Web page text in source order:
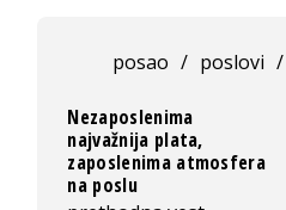
posao / poslovi /
Nezaposlenima
najvažnija plata,
zaposlenima atmosfera
na poslu